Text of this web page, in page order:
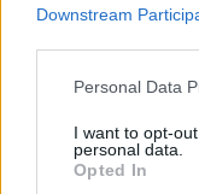
Downstream
Please note that
not limited to your
grant or deny
use your data for
Personal Data
I want to opt-
personal data.
Opted In
Σετ